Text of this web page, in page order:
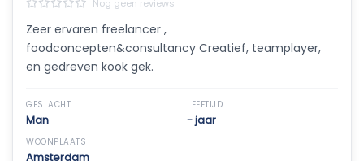
Nog geen reviews
Zeer ervaren freelancer ,
foodconcepten&consultancy Creatief, teamplayer,
en gedreven kook gek.
GESLACHT
Man
LEEFTIJD
- jaar
WOONPLAATS
Amsterdam